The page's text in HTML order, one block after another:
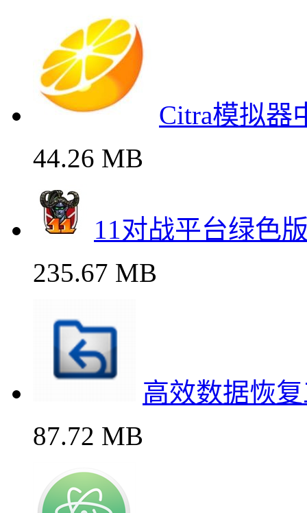
Citra模拟器
44.26 MB
11对战平台绿色
235.67 MB
高效数据恢复
87.72 MB